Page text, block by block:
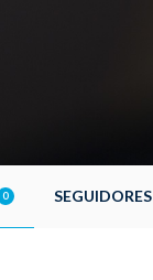
0 SEGUIDORES